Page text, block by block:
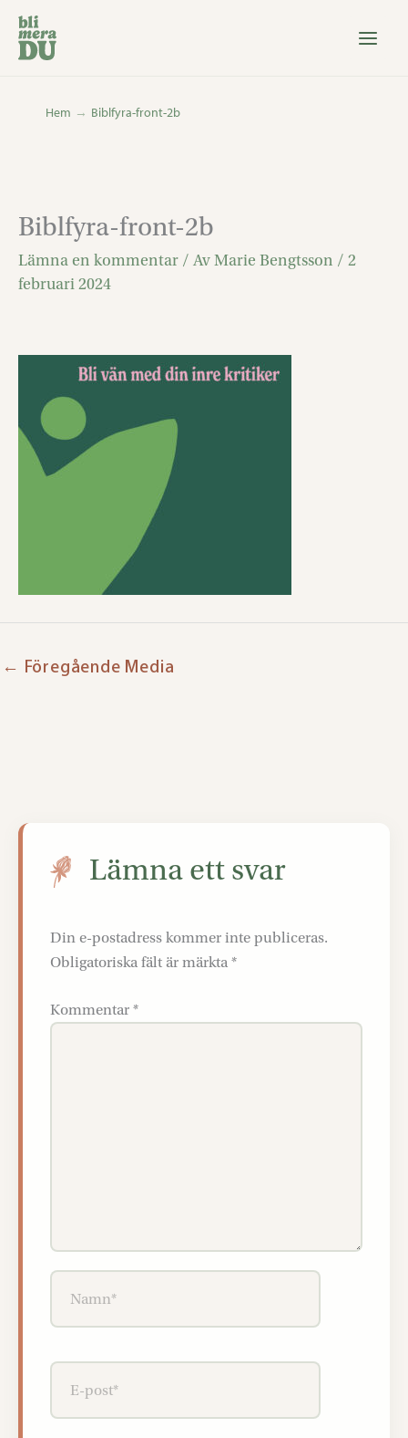
Hoppa
innehåll
Hem Biblfyra-front-2b
Biblfyra-front-2b
Lämna en kommentar / AvMarie Bengtsson / 2
februari 2024
← Föregående Media
Lämna ett svar
Din e-postadress kommer inte publiceras.
Obligatoriska fält är märkta *
Kommentar *
post*